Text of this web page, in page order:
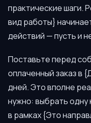
практические шаги.
вид работы}
действий — пусть и
Поставьте перед
оплаченный заказ в
дней. Это вполне
нужно: выбрать одну
в рамках {Это